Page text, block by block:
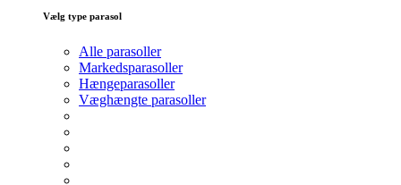
Vælg type parasol
Alle parasoller
Markedsparasoller
Hængeparasoller
Væghængte parasoller